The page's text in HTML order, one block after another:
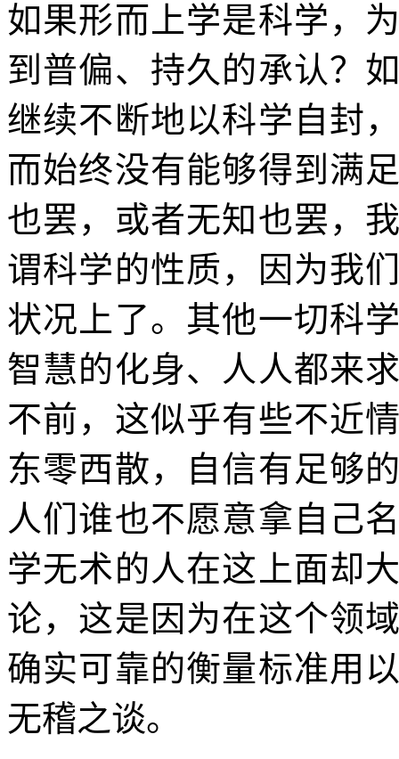
如果形而上学是科学，
到普偏、持久的承认？
继续不断地以科学自封
而始终没有能够得到满
也罢，或者无知也罢，
谓科学的性质，因为我
状况上了。其他一切科
智慧的化身、人人都来
不前，这似乎有些不近
东零西散，自信有足够
人们谁也不愿意拿自己
学无术的人在这上面却
论，这是因为在这个领
确实可靠的衡量标准用
无稽之谈。